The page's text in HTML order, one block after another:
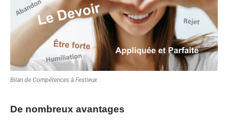
Bilan de Compétences à Festieux
De nombreux avantages